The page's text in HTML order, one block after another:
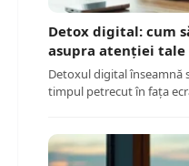
Detox digital: cum
asupra atenției tale
Detoxul digital înseamnă
timpul petrecut în fața